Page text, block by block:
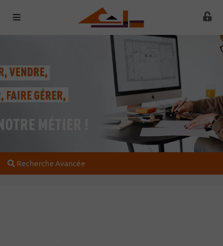
Vous souhaitez connaitre
Cliquez ici !
Recherche Avancée